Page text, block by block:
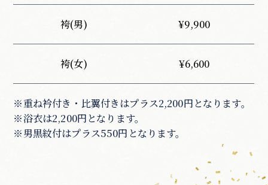
袴(男) ¥9,900
袴(女) ¥6,600
※重ね衿付き・比翼付きはプラス2,200円となります。
※浴衣は2,200円となります。
※男黒紋付はプラス550円となります。